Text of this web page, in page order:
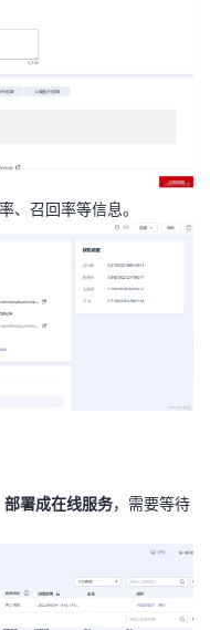
、召回率等信息。
署成在线服务，需要等待